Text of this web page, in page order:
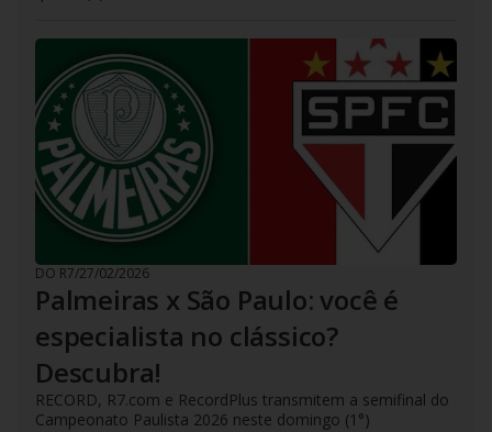
DO R7/27/02/2026
Palmeiras x São Paulo: você é
especialista no clássico?
Descubra!
RECORD, R7.com e RecordPlus transmitem a semifinal do
Campeonato Paulista 2026 neste domingo (1°)